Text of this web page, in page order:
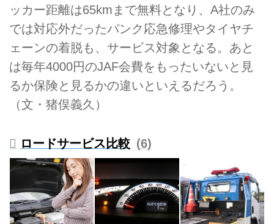
ッカー距離は65kmまで無料となり、A社のみ
では対応外だったパンク応急修理やタイヤチ
ェーンの着脱も、サービス対象となる。あと
は毎年4000円のJAF会費をもったいないと見
るか保険と見るかの違いといえるだろう。
（文・猪俣義久）
ロードサービス比較 6